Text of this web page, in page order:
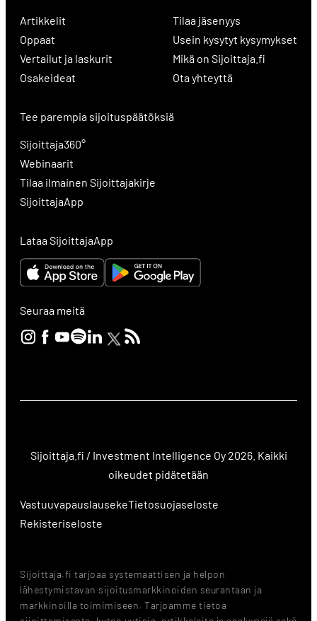
Artikkelit
Oppaat
Vertailut ja laskurit
Osakeideat
Tilaa jäsenyys
Usein kysytyt kysymykset
Mikä on Sijoittaja.fi
Ota yhteyttä
Tee parempia sijoituspäätöksiä
Sijoittaja360°
Webinaarit
Tilaa ilmainen Sijoittajakirje
SijoittajaApp
Lataa SijoittajaApp
Seuraa meitä
Sijoittaja.fi / Investment Intelligence Oy 2026. Kaikki
oikeudet pidätetään
VastuuvapauslausekeTietosuojaseloste
Rekisteriseloste
Sijoittaja.fi tarjoaa systemaattisen ja helpon
lähestymistavan sijoitusmarkkinoiden seurantaan ja
markkinoilla toimimiseen. Tarjoamme tietoa